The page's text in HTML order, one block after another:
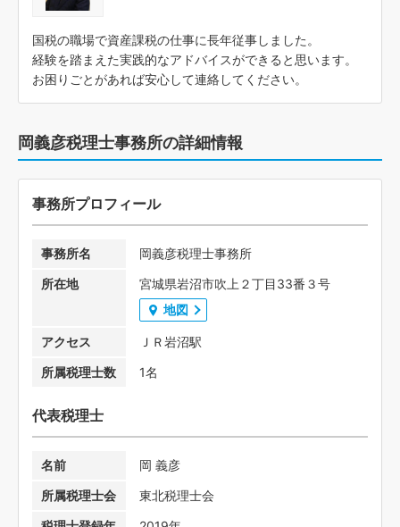
国税の職場で資産課税の仕事に長年従事しました。
経験を踏まえた実践的なアドバイスができると思います。
お困りごとがあれば安心して連絡してください。
岡義彦税理士事務所の詳細情報
事務所プロフィール
事務所名
岡義彦税理士事務所
所在地
宮城県岩沼市吹上２丁目33番３号
地図
アクセス
ＪＲ岩沼駅
所属税理士数
1名
代表税理士
名前
岡 義彦
所属税理士会
東北税理士会